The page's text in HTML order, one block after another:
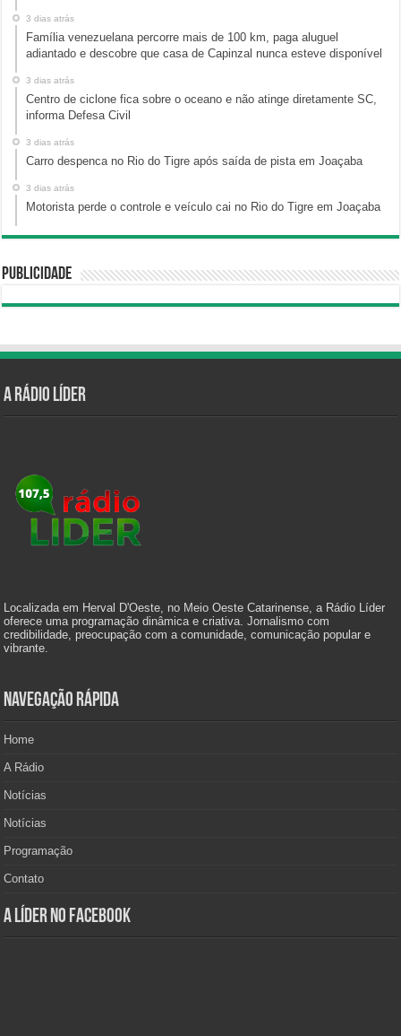
3 dias atrás
Família venezuelana percorre mais de 100 km, paga aluguel
adiantado e descobre que casa de Capinzal nunca esteve disponível
3 dias atrás
Centro de ciclone fica sobre o oceano e não atinge diretamente SC,
informa Defesa Civil
3 dias atrás
Carro despenca no Rio do Tigre após saída de pista em Joaçaba
3 dias atrás
Motorista perde o controle e veículo cai no Rio do Tigre em Joaçaba
Publicidade
A Rádio Líder
Localizada em Herval D'Oeste, no Meio Oeste Catarinense, a Rádio Líder
oferece uma programação dinâmica e criativa. Jornalismo com
credibilidade, preocupação com a comunidade, comunicação popular e
vibrante.
Navegação Rápida
Home
A Rádio
Notícias
Notícias
Programação
Contato
A Líder no Facebook